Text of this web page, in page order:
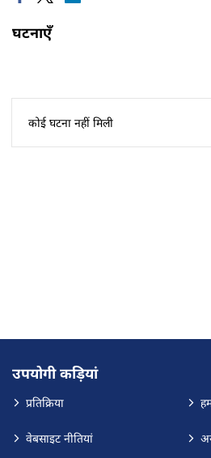
घटनाएँ
कोई घटना नहीं मिली
उपयोगी कड़ियां
प्रतिक्रिया
वेबसाइट नीतियां